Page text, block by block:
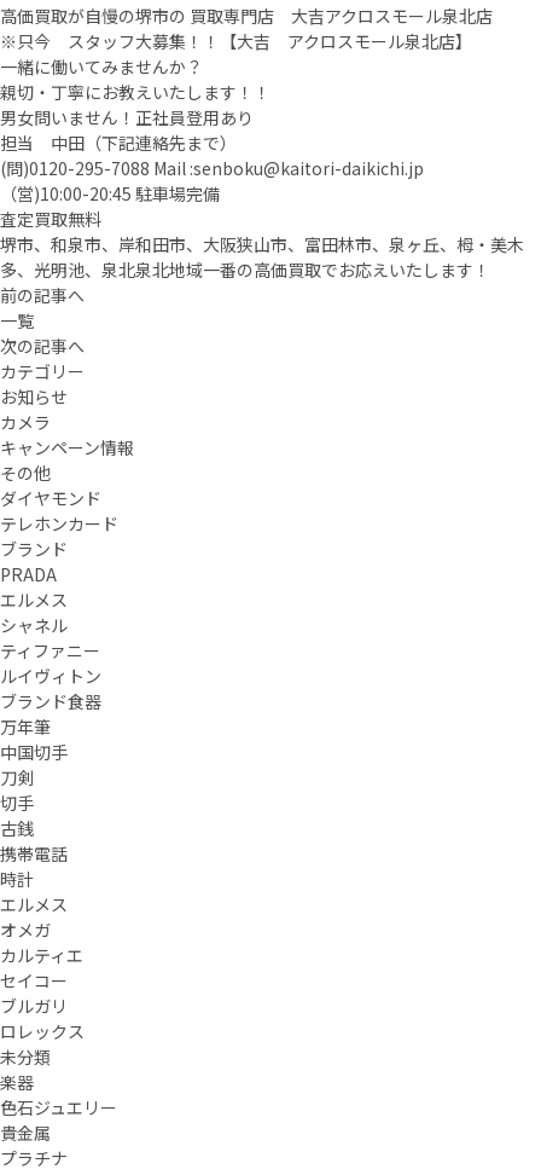
高価買取が自慢の堺市の 買取専門店 大吉アクロスモール泉北店
※只今 スタッフ大募集！！【大吉 アクロスモール泉北店】
一緒に働いてみませんか？
親切・丁寧にお教えいたします！！
男女問いません！正社員登用あり
担当 中田（下記連絡先まで）
(問)0120-295-7088 Mail :senboku@kaitori-daikichi.jp
（営)10:00-20:45 駐車場完備
査定買取無料
堺市、和泉市、岸和田市、大阪狭山市、富田林市、泉ヶ丘、栂・美木
多、光明池、泉北泉北地域一番の高価買取でお応えいたします！
前の記事へ
一覧
次の記事へ
カテゴリー
お知らせ
カメラ
キャンペーン情報
その他
ダイヤモンド
テレホンカード
ブランド
PRADA
エルメス
シャネル
ティファニー
ルイヴィトン
ブランド食器
万年筆
中国切手
刀剣
切手
古銭
携帯電話
時計
エルメス
オメガ
カルティエ
セイコー
ブルガリ
ロレックス
未分類
楽器
色石ジュエリー
貴金属
プラチナ